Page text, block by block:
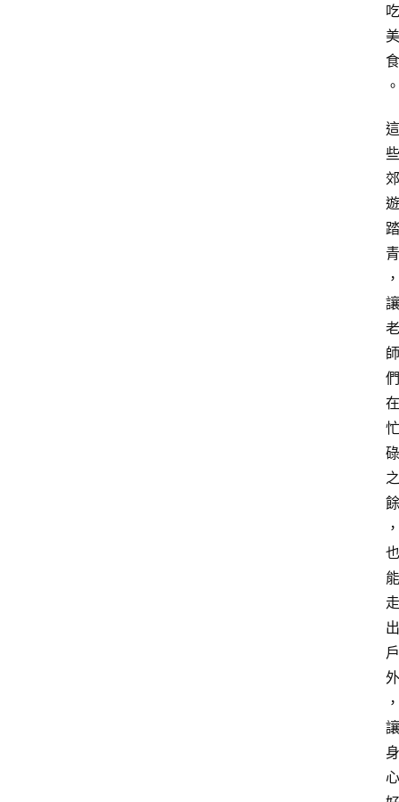
吃
美
食
。
這
些
郊
遊
踏
青
，
讓
老
師
們
在
忙
碌
之
餘
，
也
能
走
出
戶
外
，
讓
身
心